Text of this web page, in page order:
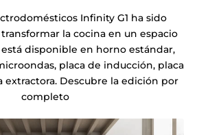
Infinity G1 ha sido
la cocina en un espacio
disponible en horno estándar,
placa de inducción, placa
extractora. Descubre la edición por
completo